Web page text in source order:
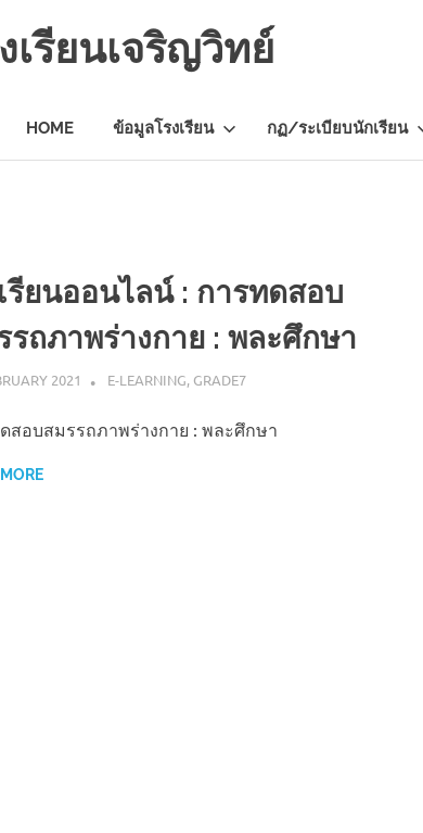
รียนเจริญวิทย์
HOME ข้อมูลโรงเรียน กฏ/ระเบียบนักเรียน
รียนออนไลน์ : การทดสอบ
รถภาพร่างกาย : พละศึกษา
2021 NAPASS
E-LEARNING, GRADE7
สอบสมรรถภาพร่างกาย : พละศึกษา